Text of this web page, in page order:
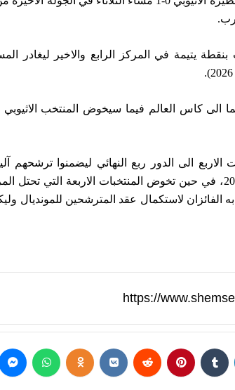
يتيمة في المركز الرابع والاخير ليغادر
الى كاس العالم فيما سيخوض المنتخب
الى الدور ربع النهائي ليضمنوا ترشحهم
العالم المقررة بقطر من 19 نوفمبر الى 13 ديسمبر 2026، في حين تخوض المنتخبات الاربعة التي
الفائزان لاستكمال عقد المترشحين للمونديال